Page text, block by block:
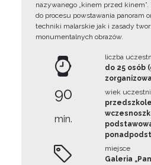
nazywanego „kinem przed
do procesu powstawania panoram
techniki malarskie jak i zasady
monumentalnych obrazów.
90
min.
liczba
do 25 osób
wiek
miejsce
Galeria